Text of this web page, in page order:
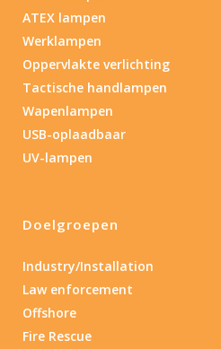
ATEX lampen
Werklampen
Oppervlakte verlichting
Tactische handlampen
Wapenlampen
USB-oplaadbaar
UV-lampen
Doelgroepen
Industry/Installation
Law enforcement
Offshore
Fire Rescue